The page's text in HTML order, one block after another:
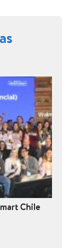
Chile